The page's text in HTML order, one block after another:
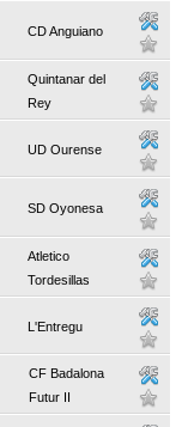
CD Anguiano
Quintanar del
Rey
UD Ourense
SD Oyonesa
Atletico
Tordesillas
L'Entregu
CF Badalona
Futur II